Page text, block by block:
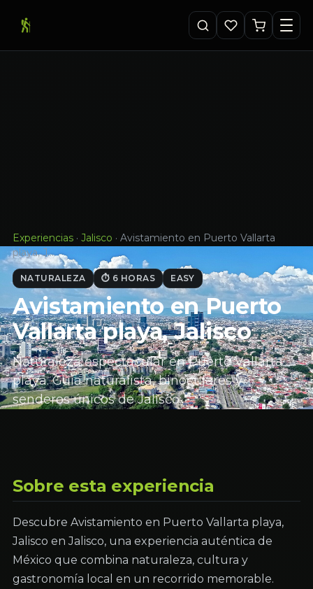
Experiencias · Jalisco · Avistamiento en Puerto Vallarta
playa, J…
NATURALEZA ⏱ 6 HORAS EASY
Avistamiento en Puerto
Vallarta playa, Jalisco
Naturaleza espectacular en Puerto Vallarta
playa. Guía naturalista, binoculares y
senderos únicos de Jalisco.
Sobre esta experiencia
Descubre Avistamiento en Puerto Vallarta playa,
Jalisco en Jalisco, una experiencia auténtica de
México que combina naturaleza, cultura y
gastronomía local en un recorrido memorable.